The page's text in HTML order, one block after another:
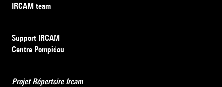
IRCAM team
Support IRCAM
Centre Pompidou
Projet Répertoire Ircam